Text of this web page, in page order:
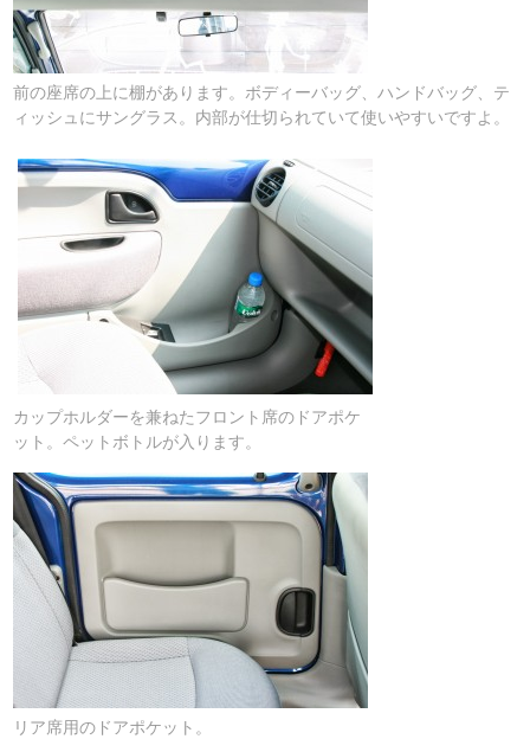
前の座席の上に棚があります。ボディーバッグ、ハンドバッグ、テ
ィッシュにサングラス。内部が仕切られていて使いやすいですよ。
カップホルダーを兼ねたフロント席のドアポケ
ット。ペットボトルが入ります。
リア席用のドアポケット。